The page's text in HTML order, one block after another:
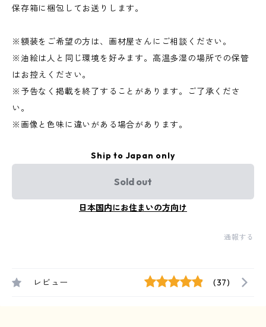
保存箱に梱包してお送りします。
※額装をご希望の方は、画材屋さんにご相談ください。
※油絵は人と同じ環境を好みます。高温多湿の場所での保管
はお控えください。
※予告なく掲載を終了することがあります。ご了承くださ
い。
※画像と色味に違いがある場合があります。
Ship to Japan only
Sold out
日本国内にお住まいの方向け
通報する
レビュー (37)